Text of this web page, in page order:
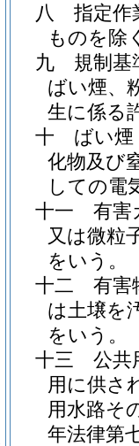
八
指定
ものを除
九
規制
ばい煙、
生に係る
十
ばい
化物及び
しての電
十一
有害
又は微粒
をいう。
十二
有害
は土壌を
をいう。
十三
公共
用に供さ
用水路そ
年法律第